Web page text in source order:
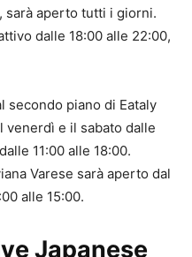
sarà aperto tutti i giorni.
dalle 18:00 alle 22:00,
secondo piano di Eataly
venerdì e il sabato dalle
11:00 alle 18:00.
Varese sarà aperto dal
alle 15:00.
Japanese